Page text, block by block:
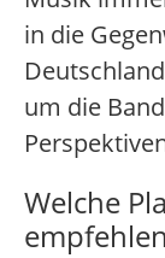
in die
um die
Welche